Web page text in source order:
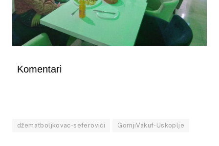
Komentari
džematboljkovac-seferovići GornjiVakuf-Uskoplje